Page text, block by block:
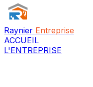
Raynier Entreprise
ACCUEIL
L'ENTREPRISE